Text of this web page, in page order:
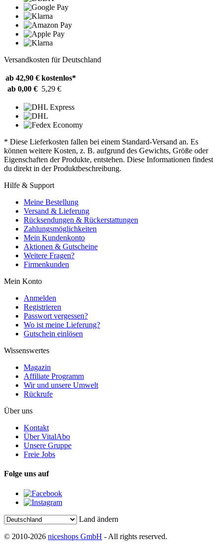
Versandkosten für Deutschland
ab 42,90 € kostenlos*
ab 0,00 € 5,29 €
* Diese Lieferkosten fallen bei einem Standard-Versand an. Es
können weitere Kosten, z. B. aufgrund des Gewichts, Größe oder
Eigenschaften der Produkte, entstehen. Diese Informationen findest
du direkt in der Produktbeschreibung.
Hilfe & Support
Meine Bestellung
Versand & Lieferung
Rücksendungen & Rückerstattungen
Zahlungsmöglichkeiten
Mein Kundenkonto
Aktionen & Gutscheine
Weitere Fragen?
Firmenkunden
Mein Konto
Anmelden
Registrieren
Passwort vergessen?
Wo ist meine Lieferung?
Gutschein einlösen
Wissenswertes
Magazin
Affiliate Programm
Wir und unsere Umwelt
Rückrufe
Über uns
Kontakt
Über VitalAbo
Unsere Gruppe
Freie Jobs
Folge uns auf
Land ändern
© 2010-2026 niceshops GmbH - All rights reserved.